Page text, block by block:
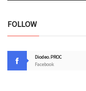
FOLLOW
Diodeo.PROC
Facebook